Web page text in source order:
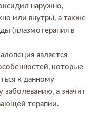
наружно,
или внутрь), а также
(плазмотерапия в
является
которые
к данному
заболеванию, а значит
терапии.